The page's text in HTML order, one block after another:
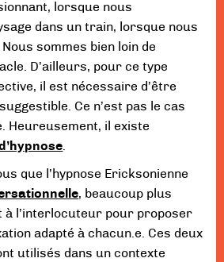
lorsque nous
dans un train, lorsque nous
sommes bien loin de
D’ailleurs, pour ce type
il est nécessaire d’être
Ce n’est pas le cas
Heureusement, il existe
.
que l’hypnose Ericksonienne
, beaucoup plus
à l’interlocuteur pour proposer
adapté à chacun.e. Ces deux
utilisés dans un contexte